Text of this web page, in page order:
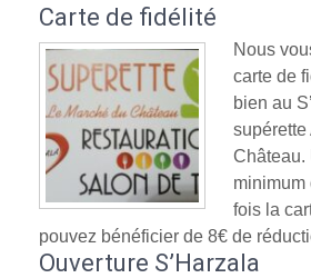
Carte de fidélité
Nous
carte de
bien au
supérette
Château.
minimum
fois la
pouvez bénéficier de 8€ de
Ouverture S’Harzala